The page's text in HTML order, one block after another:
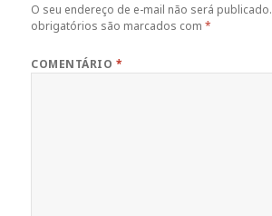
O seu endereço de e-mail não será publicado.
obrigatórios são marcados com*
COMENTÁRIO *